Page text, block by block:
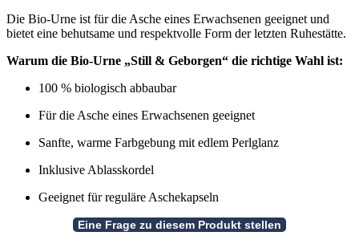
Die Bio-Urne ist für die Asche eines Erwachsenen geeignet und
bietet eine behutsame und respektvolle Form der letzten Ruhestätte.
Warum die Bio-Urne „Still & Geborgen“ die richtige Wahl ist:
100 % biologisch abbaubar
Für die Asche eines Erwachsenen geeignet
Sanfte, warme Farbgebung mit edlem Perlglanz
Inklusive Ablasskordel
Geeignet für reguläre Aschekapseln